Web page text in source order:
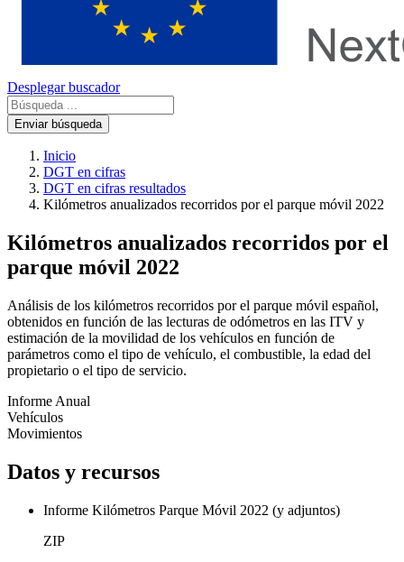
Desplegar buscador
Enviar búsqueda
Inicio
DGT en cifras
DGT en cifras resultados
Kilómetros anualizados recorridos por el parque móvil 2022
Kilómetros anualizados recorridos por el
parque móvil 2022
Análisis de los kilómetros recorridos por el parque móvil español,
obtenidos en función de las lecturas de odómetros en las ITV y
estimación de la movilidad de los vehículos en función de
parámetros como el tipo de vehículo, el combustible, la edad del
propietario o el tipo de servicio.
Informe Anual
Vehículos
Movimientos
Datos y recursos
Informe Kilómetros Parque Móvil 2022 (y adjuntos)
ZIP